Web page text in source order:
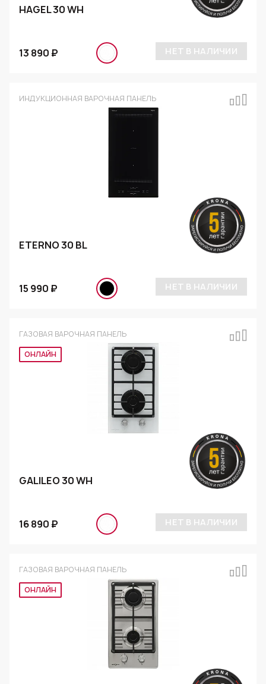
HAGEL 30 WH
13 890 ₽ НЕТ В НАЛИЧИИ
ИНДУКЦИОННАЯ ВАРОЧНАЯ ПАНЕЛЬ
ETERNO 30 BL
15 990 ₽ НЕТ В НАЛИЧИИ
ГАЗОВАЯ ВАРОЧНАЯ ПАНЕЛЬ
Эксклюзив
GALILEO 30 WH
16 890 ₽ НЕТ В НАЛИЧИИ
ГАЗОВАЯ ВАРОЧНАЯ ПАНЕЛЬ
Эксклюзив